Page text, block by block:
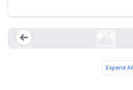
Expand All